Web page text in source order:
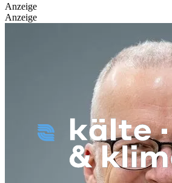
Anzeige
Anzeige